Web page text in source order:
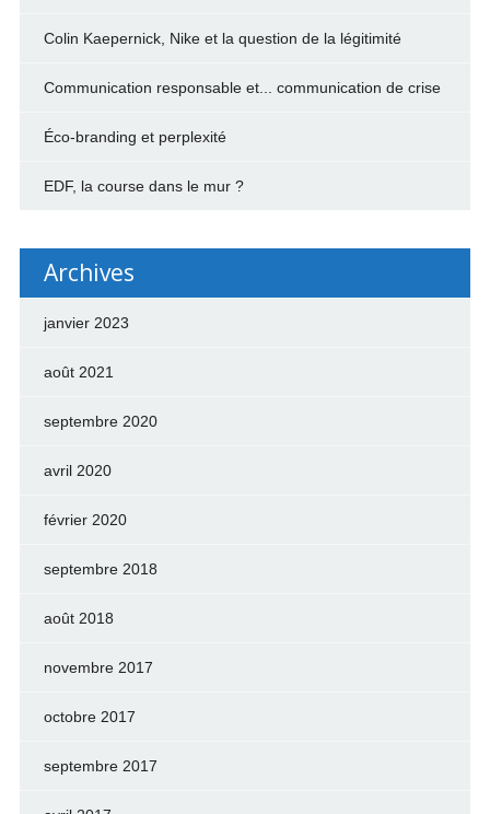
Colin Kaepernick, Nike et la question de la légitimité
Communication responsable et... communication de crise
Éco-branding et perplexité
EDF, la course dans le mur ?
Archives
janvier 2023
août 2021
septembre 2020
avril 2020
février 2020
septembre 2018
août 2018
novembre 2017
octobre 2017
septembre 2017